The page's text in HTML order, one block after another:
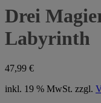
Drei
Labyrinth
47,99 €
inkl. 19 % MwSt. zzgl.